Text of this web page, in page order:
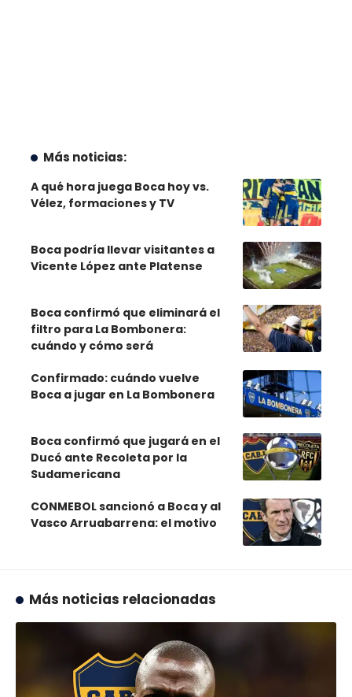
Más noticias:
A qué hora juega Boca hoy vs.
Vélez, formaciones y TV
Boca podría llevar visitantes a
Vicente López ante Platense
Boca confirmó que eliminará el
filtro para La Bombonera:
cuándo y cómo será
Confirmado: cuándo vuelve
Boca a jugar en La Bombonera
Boca confirmó que jugará en el
Ducó ante Recoleta por la
Sudamericana
CONMEBOL sancionó a Boca y al
Vasco Arruabarrena: el motivo
Más noticias relacionadas